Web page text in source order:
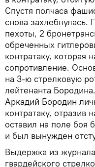
Спустя полчаса
снова
пехоты, 2
обреченных
контратаку, которая
сопротивление.
на 3-ю стрелковую
лейтенанта
Аркадий Бородин
контратаку, отразив
оставил на поле боя
и был вынужден
Выдержка из
гвардейского